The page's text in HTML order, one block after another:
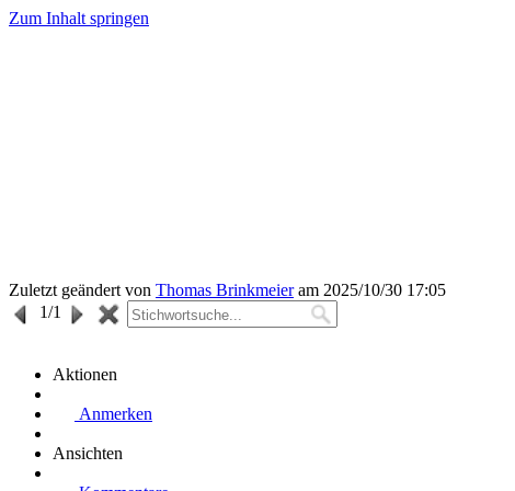
Zum Inhalt springen
Zuletzt geändert von Thomas Brinkmeieram 2025/10/30 17:05
1/1
Aktionen
Anmerken
Ansichten